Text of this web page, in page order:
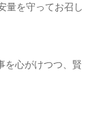
量を守ってお召し
を心がけつつ、賢